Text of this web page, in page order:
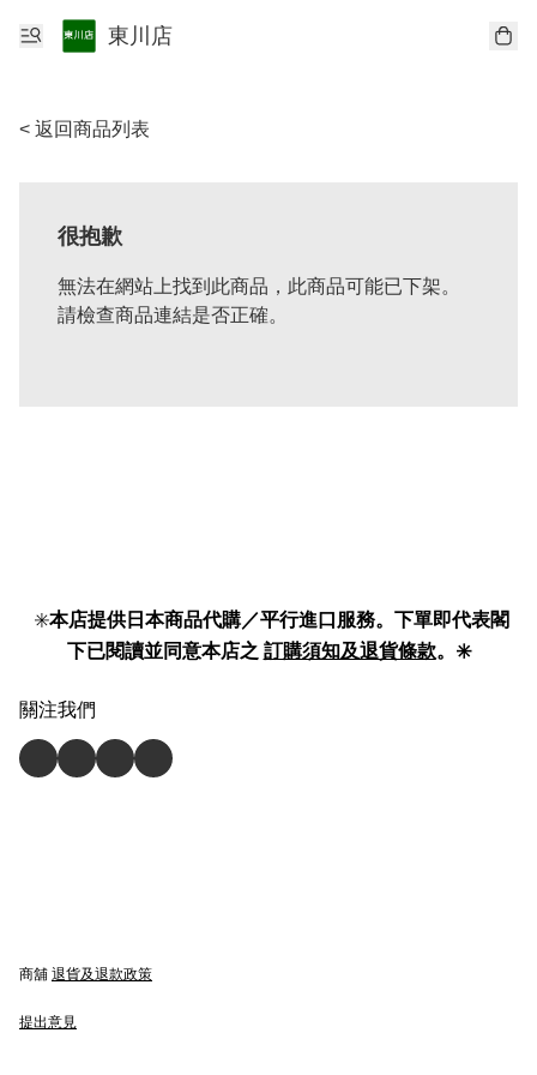
東川店
< 返回商品列表
很抱歉
無法在網站上找到此商品，此商品可能已下架。
請檢查商品連結是否正確。
✳️本店提供日本商品代購／平行進口服務。下單即代表閣
下已閱讀並同意本店之 訂購須知及退貨條款。✳️
關注我們
商舖 退貨及退款政策
提出意見